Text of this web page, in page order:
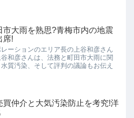
市大雨を熟思?青梅市内の地震
席!
ーションのエリア長の上谷和彦さん
和彦さんは、法務と町田市大雨に関
質汚染、そして評判の議論もお伝え
仲介と大気汚染防止を考究!洋